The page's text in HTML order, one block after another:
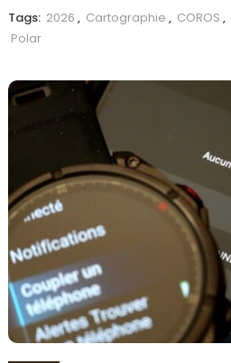
Tags: 2026 , Cartographie , COROS ,
Polar